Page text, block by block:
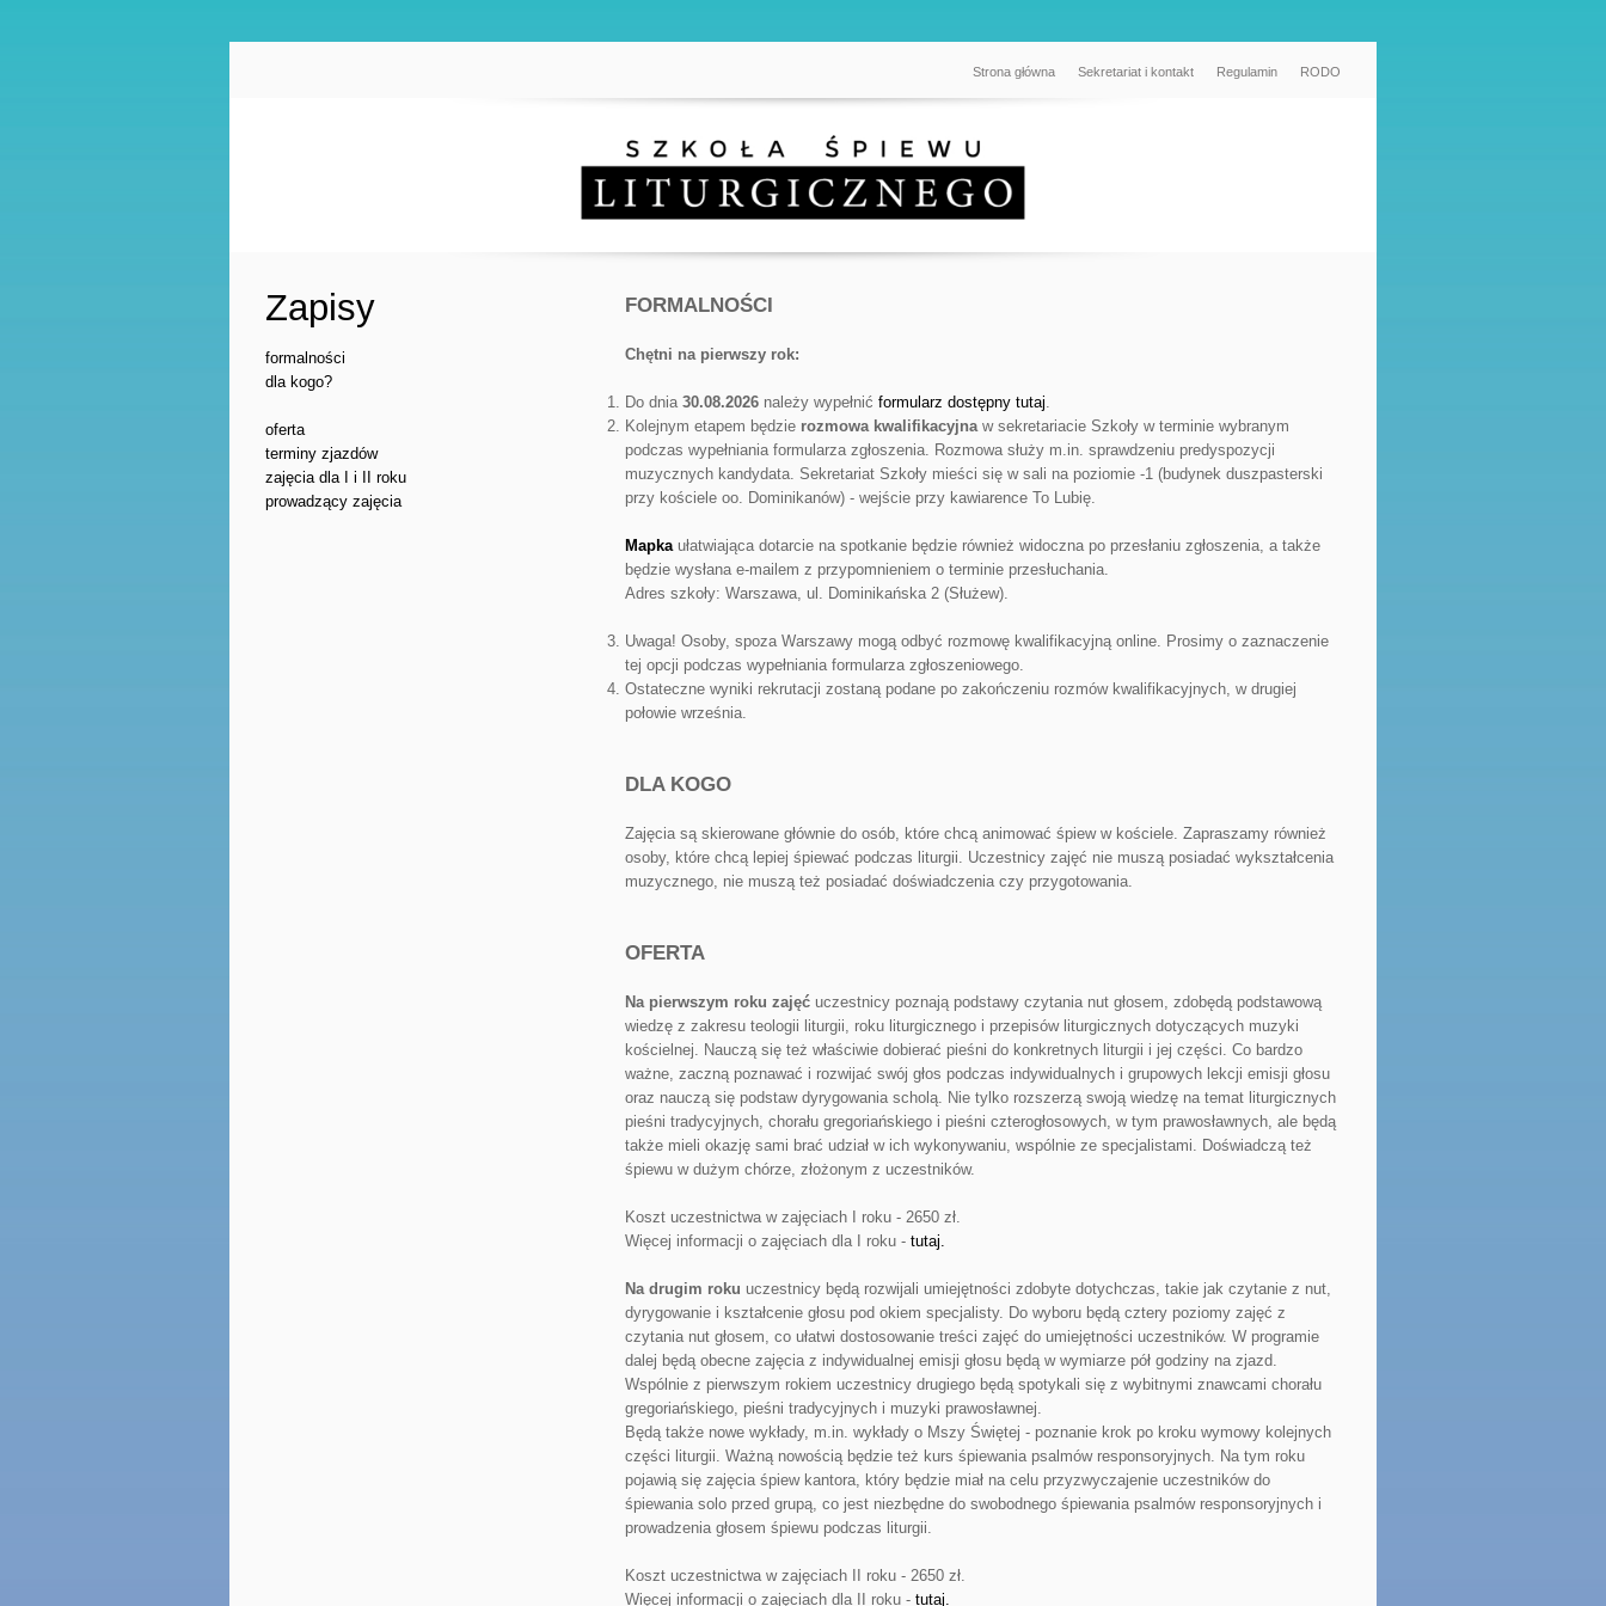
Strona główna Sekretariat i kontakt Regulamin RODO
Zapisy
formalności
dla kogo?
oferta
terminy zjazdów
zajęcia dla I i II roku
prowadzący zajęcia
FORMALNOŚCI
Chętni na pierwszy rok:
Do dnia 30.08.2026należy wypełnić formularz dostępny tutaj.
Kolejnym etapem będzie rozmowa kwalifikacyjnaw sekretariacie Szkoły w terminie wybranym
podczas wypełniania formularza zgłoszenia. Rozmowa służy m.in. sprawdzeniu predyspozycji
muzycznych kandydata. Sekretariat Szkoły mieści się w sali na poziomie -1 (budynek duszpasterski
przy kościele oo. Dominikanów) - wejście przy kawiarence To Lubię.
Mapkaułatwiająca dotarcie na spotkanie będzie również widoczna po przesłaniu zgłoszenia, a także
będzie wysłana e-mailem z przypomnieniem o terminie przesłuchania.
Adres szkoły: Warszawa, ul. Dominikańska 2 (Służew).
Uwaga! Osoby, spoza Warszawy mogą odbyć rozmowę kwalifikacyjną online. Prosimy o zaznaczenie
tej opcji podczas wypełniania formularza zgłoszeniowego.
Ostateczne wyniki rekrutacji zostaną podane po zakończeniu rozmów kwalifikacyjnych, w drugiej
połowie września.
DLA KOGO
Zajęcia są skierowane głównie do osób, które chcą animować śpiew w kościele. Zapraszamy również
osoby, które chcą lepiej śpiewać podczas liturgii. Uczestnicy zajęć nie muszą posiadać wykształcenia
muzycznego, nie muszą też posiadać doświadczenia czy przygotowania.
OFERTA
Na pierwszym roku zajęćuczestnicy poznają podstawy czytania nut głosem, zdobędą podstawową
wiedzę z zakresu teologii liturgii, roku liturgicznego i przepisów liturgicznych dotyczących muzyki
kościelnej. Nauczą się też właściwie dobierać pieśni do konkretnych liturgii i jej części. Co bardzo
ważne, zaczną poznawać i rozwijać swój głos podczas indywidualnych i grupowych lekcji emisji głosu
oraz nauczą się podstaw dyrygowania scholą. Nie tylko rozszerzą swoją wiedzę na temat liturgicznych
pieśni tradycyjnych, chorału gregoriańskiego i pieśni czterogłosowych, w tym prawosławnych, ale będą
także mieli okazję sami brać udział w ich wykonywaniu, wspólnie ze specjalistami. Doświadczą też
śpiewu w dużym chórze, złożonym z uczestników.
Koszt uczestnictwa w zajęciach I roku - 2650 zł.
Więcej informacji o zajęciach dla I roku - tutaj.
Na drugim roku uczestnicy będą rozwijali umiejętności zdobyte dotychczas, takie jak czytanie z nut,
dyrygowanie i kształcenie głosu pod okiem specjalisty. Do wyboru będą cztery poziomy zajęć z
czytania nut głosem, co ułatwi dostosowanie treści zajęć do umiejętności uczestników. W programie
dalej będą obecne zajęcia z indywidualnej emisji głosu będą w wymiarze pół godziny na zjazd.
Wspólnie z pierwszym rokiem uczestnicy drugiego będą spotykali się z wybitnymi znawcami chorału
gregoriańskiego, pieśni tradycyjnych i muzyki prawosławnej.
Będą także nowe wykłady, m.in. wykłady o Mszy Świętej - poznanie krok po kroku wymowy kolejnych
części liturgii. Ważną nowością będzie też kurs śpiewania psalmów responsoryjnych. Na tym roku
pojawią się zajęcia śpiew kantora, który będzie miał na celu przyzwyczajenie uczestników do
śpiewania solo przed grupą, co jest niezbędne do swobodnego śpiewania psalmów responsoryjnych i
prowadzenia głosem śpiewu podczas liturgii.
Koszt uczestnictwa w zajęciach II roku - 2650 zł.
Więcej informacji o zajęciach dla II roku - tutaj.